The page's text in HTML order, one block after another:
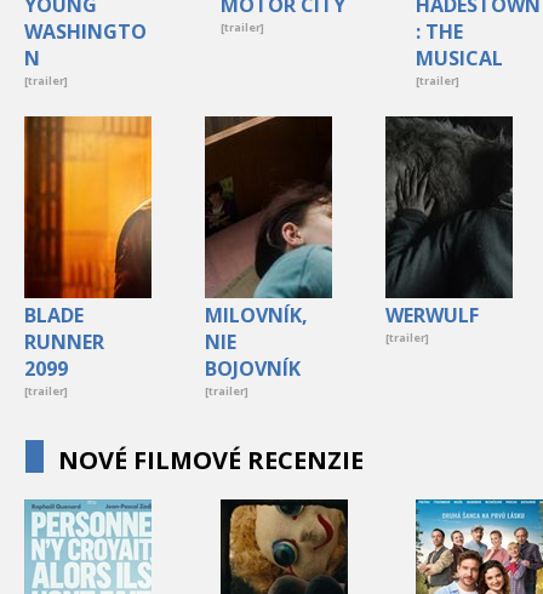
WASHINGTO
N
[trailer]
[trailer]
: THE
MUSICAL
[trailer]
BLADE
RUNNER
2099
[trailer]
MILOVNÍK,
NIE
BOJOVNÍK
[trailer]
WERWULF
[trailer]
NOVÉ FILMOVÉ RECENZIE